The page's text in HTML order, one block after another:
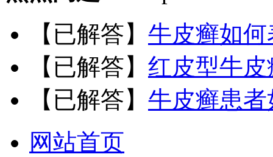
【已解答】 牛皮癣如
【已解答】 红皮型牛
【已解答】 牛皮癣患
网站首页